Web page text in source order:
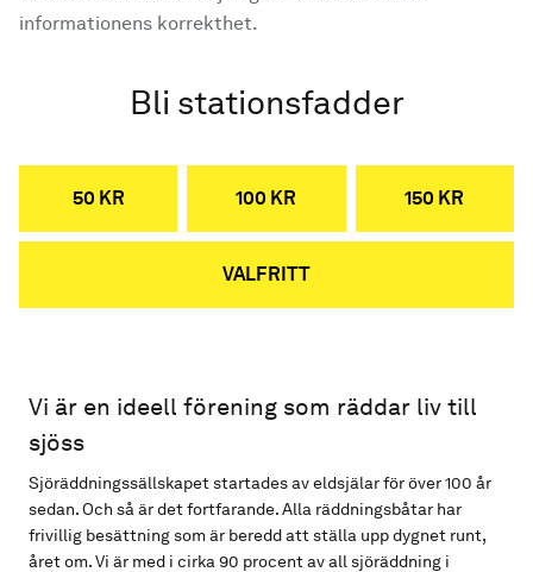
informationens korrekthet.
Bli stationsfadder
50 KR 100 KR 150 KR
VALFRITT
Vi är en ideell förening som räddar liv till
sjöss
Sjöräddningssällskapet startades av eldsjälar för över 100 år
sedan. Och så är det fortfarande. Alla räddningsbåtar har
frivillig besättning som är beredd att ställa upp dygnet runt,
året om. Vi är med i cirka 90 procent av all sjöräddning i